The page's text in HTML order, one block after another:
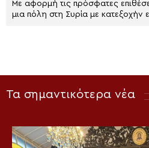
Με αφορμή τις πρόσφατες
μια πόλη στη Συρία με
Τα σημαντικότερα νέα